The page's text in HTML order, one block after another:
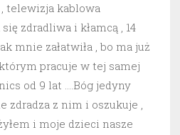
telewizja kablowa
zdradliwa i kłamcą , 14
mnie załatwiła , bo ma już
pracuje w tej samej
od 9 lat ….Bóg jedyny
zdradza z nim i oszukuje ,
i moje dzieci nasze